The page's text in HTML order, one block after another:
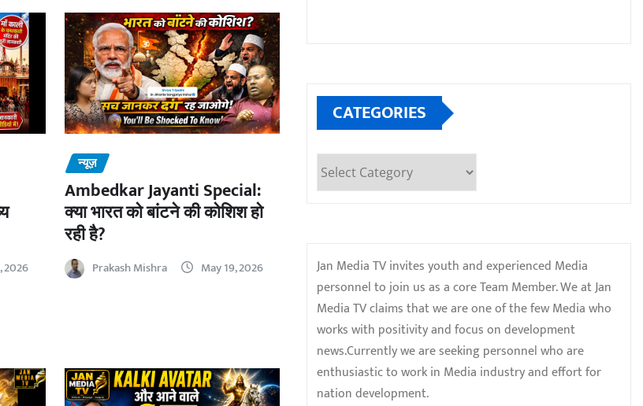
2026
न्यूज़
Ambedkar Jayanti Special:
क्या भारत को बांटने की कोशिश हो
रही है?
Prakash Mishra May 19, 2026
CATEGORIES
Categories
Jan Media TV invites youth and experienced Media
personnel to join us as a core Team Member. We at Jan
Media TV claims that we are one of the few Media who
works with positivity and focus on development
news.Currently we are seeking personnel who are
enthusiastic to work in Media industry and effort for
nation development.